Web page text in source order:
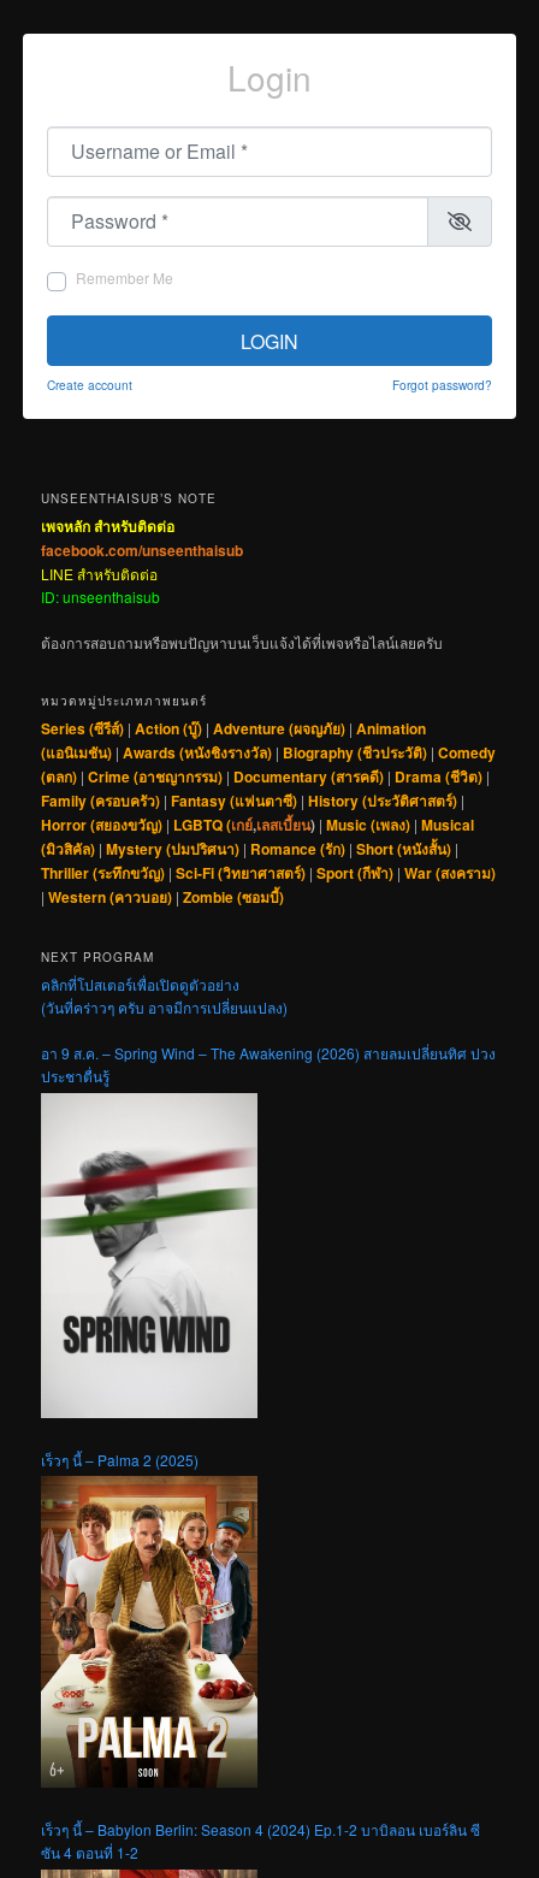
Login
Username or Email
Password
Remember Me
LOGIN
Create account Forgot password?
UNSEENTHAISUB’S NOTE
เพจหลัก สำหรับติดต่อ
facebook.com/unseenthaisub
LINE สำหรับติดต่อ
ID: unseenthaisub
ต้องการสอบถามหรือพบปัญหาบนเว็บแจ้งได้ที่เพจหรือไลน์เลยครับ
หมวดหมู่ประเภทภาพยนตร์
Series (ซีรีส์) |Action (บู๊) |Adventure (ผจญภัย) |Animation
(แอนิเมชัน) |Awards (หนังชิงรางวัล) | Biography (ชีวประวัติ) |Comedy
(ตลก) |Crime (อาชญากรรม) | Documentary (สารคดี) | Drama (ชีวิต) |
Family (ครอบครัว) |Fantasy (แฟนตาซี) |History (ประวัติศาสตร์) |
Horror (สยองขวัญ) | LGBTQ (เกย์,เลสเบี้ยน) |Music (เพลง) |Musical
(มิวสิคัล) |Mystery (ปมปริศนา) | Romance (รัก) |Short (หนังสั้น) |
Thriller (ระทึกขวัญ) |Sci-Fi (วิทยาศาสตร์) |Sport (กีฬา) |War (สงคราม)
|Western (คาวบอย) |Zombie (ซอมบี้)
NEXT PROGRAM
คลิกที่โปสเตอร์เพื่อเปิดดูตัวอย่าง
(วันที่คร่าวๆ ครับ อาจมีการเปลี่ยนแปลง)
อา 9 ส.ค. – Spring Wind – The Awakening (2026) สายลมเปลี่ยนทิศ ปวง
ประชาตื่นรู้
เร็วๆ นี้ – Palma 2 (2025)
เร็วๆ นี้ – Babylon Berlin: Season 4 (2024) Ep.1-2 บาบิลอน เบอร์ลิน ซี
ซัน 4 ตอนที่ 1-2